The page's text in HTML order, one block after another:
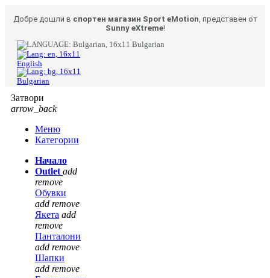
Добре дошли в спортен магазин Sport eMotion, представен от
Sunny eXtreme!
Bulgarian
English
Bulgarian
Затвори
arrow_back
Меню
Категории
Начало
Outlet add
remove
Обувки
add remove
Якета add
remove
Панталони
add remove
Шапки
add remove